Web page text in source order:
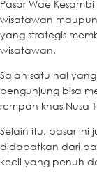
Pasar Wae
wisatawan
yang strategis
wisatawan.
Salah satu hal
pengunjung bisa
rempah khas Nusa
Selain itu, pasar ini
didapatkan dari
kecil yang penuh